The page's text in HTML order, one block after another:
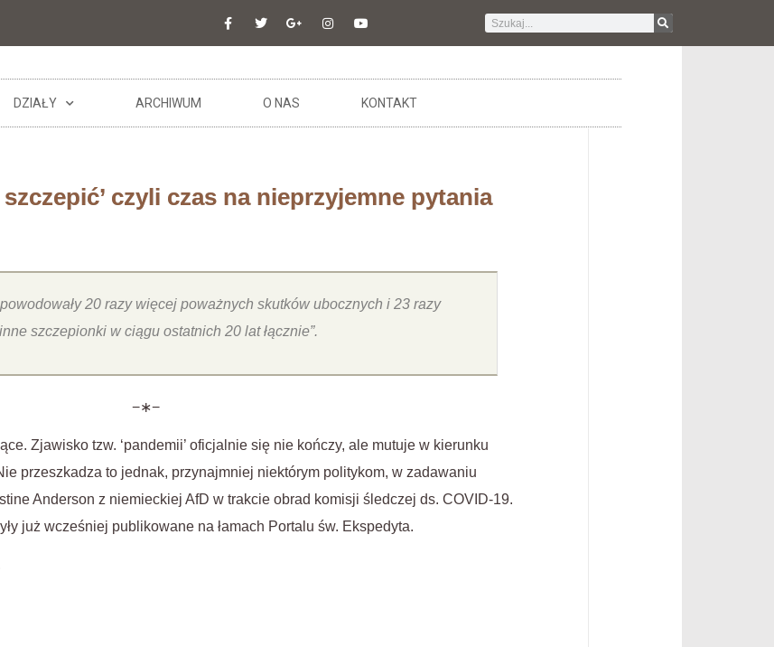
DZIAŁY ARCHIWUM O NAS KONTAKT
czyli czas na nieprzyjemne pytania
20 razy więcej poważnych skutków ubocznych i 23 razy
szczepionki w ciągu ostatnich 20 lat łącznie”.
−∗−
Zjawisko tzw. ‘pandemii’ oficjalnie się nie kończy, ale mutuje w kierunku
przeszkadza to jednak, przynajmniej niektórym politykom, w zadawaniu
Anderson z niemieckiej AfD w trakcie obrad komisji śledczej ds. COVID-19.
już wcześniej publikowane na łamach Portalu św. Ekspedyta.